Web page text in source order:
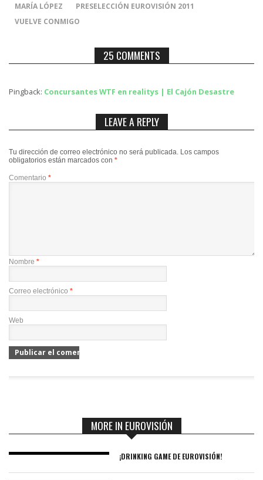
MARÍA LÓPEZ
PRESELECCIÓN EUROVISIÓN 2011
VUELVE CONMIGO
25 COMMENTS
Pingback: Concursantes WTF en realitys | El Cajón Desastre
LEAVE A REPLY
Tu dirección de correo electrónico no será publicada. Los campos
obligatorios están marcados con *
Comentario *
Nombre *
Correo electrónico *
Web
MORE IN EUROVISIÓN
¡DRINKING GAME DE EUROVISIÓN!